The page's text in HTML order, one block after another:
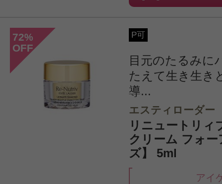
72%
OFF
P可
目元のたるみに
たえて生き生き
導...
エスティローダー
リニュートリィ
クリーム フォ
ズ】 5ml
アイ